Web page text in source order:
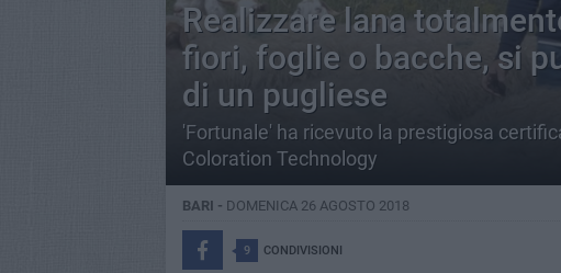
Realizzare lana
fiori, foglie o bacche, si
di un pugliese
'Fortunale' ha ricevuto la prestigiosa
Coloration Technology
BARI - DOMENICA 26 AGOSTO 2018
9 CONDIVISIONI